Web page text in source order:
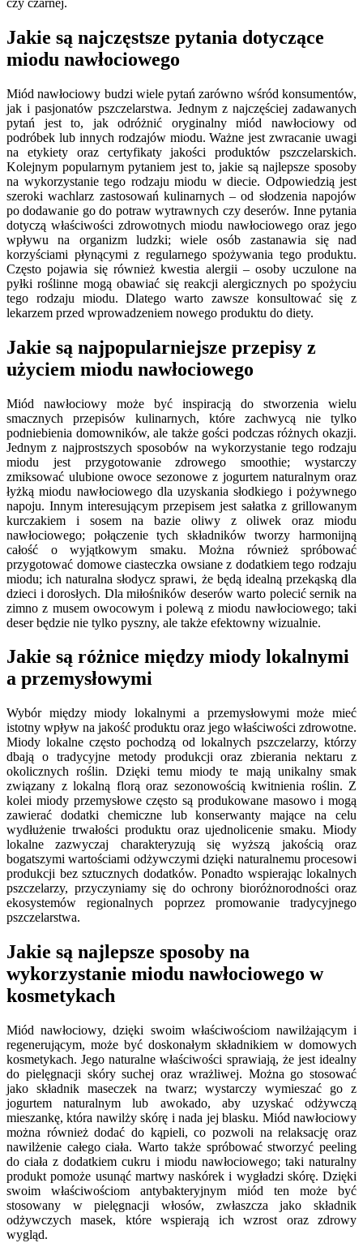
Jakie są najczęstsze pytania dotyczące
miodu nawłociowego
Miód nawłociowy budzi wiele pytań zarówno wśród konsumentów,
jak i pasjonatów pszczelarstwa. Jednym z najczęściej zadawanych
pytań jest to, jak odróżnić oryginalny miód nawłociowy od
podróbek lub innych rodzajów miodu. Ważne jest zwracanie uwagi
na etykiety oraz certyfikaty jakości produktów pszczelarskich.
Kolejnym popularnym pytaniem jest to, jakie są najlepsze sposoby
na wykorzystanie tego rodzaju miodu w diecie. Odpowiedzią jest
szeroki wachlarz zastosowań kulinarnych – od słodzenia napojów
po dodawanie go do potraw wytrawnych czy deserów. Inne pytania
dotyczą właściwości zdrowotnych miodu nawłociowego oraz jego
wpływu na organizm ludzki; wiele osób zastanawia się nad
korzyściami płynącymi z regularnego spożywania tego produktu.
Często pojawia się również kwestia alergii – osoby uczulone na
pyłki roślinne mogą obawiać się reakcji alergicznych po spożyciu
tego rodzaju miodu. Dlatego warto zawsze konsultować się z
lekarzem przed wprowadzeniem nowego produktu do diety.
Jakie są najpopularniejsze przepisy z
użyciem miodu nawłociowego
Miód nawłociowy może być inspiracją do stworzenia wielu
smacznych przepisów kulinarnych, które zachwycą nie tylko
podniebienia domowników, ale także gości podczas różnych okazji.
Jednym z najprostszych sposobów na wykorzystanie tego rodzaju
miodu jest przygotowanie zdrowego smoothie; wystarczy
zmiksować ulubione owoce sezonowe z jogurtem naturalnym oraz
łyżką miodu nawłociowego dla uzyskania słodkiego i pożywnego
napoju. Innym interesującym przepisem jest sałatka z grillowanym
kurczakiem i sosem na bazie oliwy z oliwek oraz miodu
nawłociowego; połączenie tych składników tworzy harmonijną
całość o wyjątkowym smaku. Można również spróbować
przygotować domowe ciasteczka owsiane z dodatkiem tego rodzaju
miodu; ich naturalna słodycz sprawi, że będą idealną przekąską dla
dzieci i dorosłych. Dla miłośników deserów warto polecić sernik na
zimno z musem owocowym i polewą z miodu nawłociowego; taki
deser będzie nie tylko pyszny, ale także efektowny wizualnie.
Jakie są różnice między miody lokalnymi
a przemysłowymi
Wybór między miody lokalnymi a przemysłowymi może mieć
istotny wpływ na jakość produktu oraz jego właściwości zdrowotne.
Miody lokalne często pochodzą od lokalnych pszczelarzy, którzy
dbają o tradycyjne metody produkcji oraz zbierania nektaru z
okolicznych roślin. Dzięki temu miody te mają unikalny smak
związany z lokalną florą oraz sezonowością kwitnienia roślin. Z
kolei miody przemysłowe często są produkowane masowo i mogą
zawierać dodatki chemiczne lub konserwanty mające na celu
wydłużenie trwałości produktu oraz ujednolicenie smaku. Miody
lokalne zazwyczaj charakteryzują się wyższą jakością oraz
bogatszymi wartościami odżywczymi dzięki naturalnemu procesowi
produkcji bez sztucznych dodatków. Ponadto wspierając lokalnych
pszczelarzy, przyczyniamy się do ochrony bioróżnorodności oraz
ekosystemów regionalnych poprzez promowanie tradycyjnego
pszczelarstwa.
Jakie są najlepsze sposoby na
wykorzystanie miodu nawłociowego w
kosmetykach
Miód nawłociowy, dzięki swoim właściwościom nawilżającym i
regenerującym, może być doskonałym składnikiem w domowych
kosmetykach. Jego naturalne właściwości sprawiają, że jest idealny
do pielęgnacji skóry suchej oraz wrażliwej. Można go stosować
jako składnik maseczek na twarz; wystarczy wymieszać go z
jogurtem naturalnym lub awokado, aby uzyskać odżywczą
mieszankę, która nawilży skórę i nada jej blasku. Miód nawłociowy
można również dodać do kąpieli, co pozwoli na relaksację oraz
nawilżenie całego ciała. Warto także spróbować stworzyć peeling
do ciała z dodatkiem cukru i miodu nawłociowego; taki naturalny
produkt pomoże usunąć martwy naskórek i wygładzi skórę. Dzięki
swoim właściwościom antybakteryjnym miód ten może być
stosowany w pielęgnacji włosów, zwłaszcza jako składnik
odżywczych masek, które wspierają ich wzrost oraz zdrowy
wygląd.